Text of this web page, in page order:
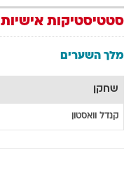
סטטיסטיקות אישיות
מלך השערים
שחקן
קנדל וואסטון